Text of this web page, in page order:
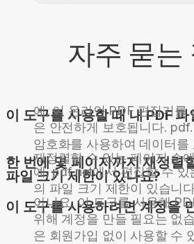
자주 묻는
이 도구를 사용할 때 내 PDF
예, 이 온라인 PDF 편집기를
은 안전하게 보호됩니다.
암호화를 사용하여 데이터를
한 번에 몇 페이지까지 재정렬
재정렬할 수 있는 페이지 수
파일 크기 제한이 있나요?
예, pdf.net에서 편집할 수
의 파일 크기 제한이 있습니
이 도구를 사용하려면 계정을
아니요, 이 도구를 사용해
위해 계정을 만들 필요는 없
은 회원가입 없이 사용할 수